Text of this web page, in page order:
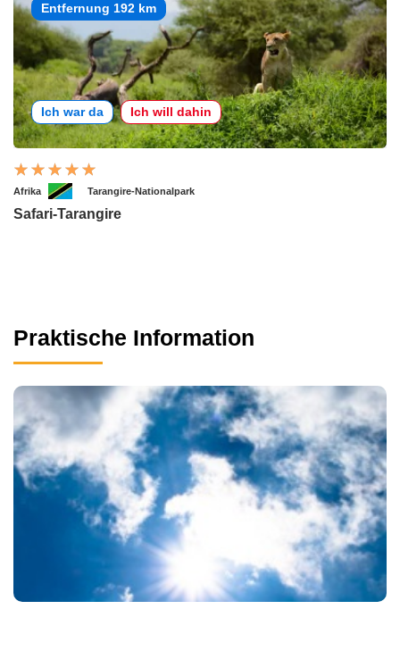
Entfernung 192 km
Ich war da Ich will dahin
Afrika Tarangire-Nationalpark
Safari-Tarangire
Praktische Information